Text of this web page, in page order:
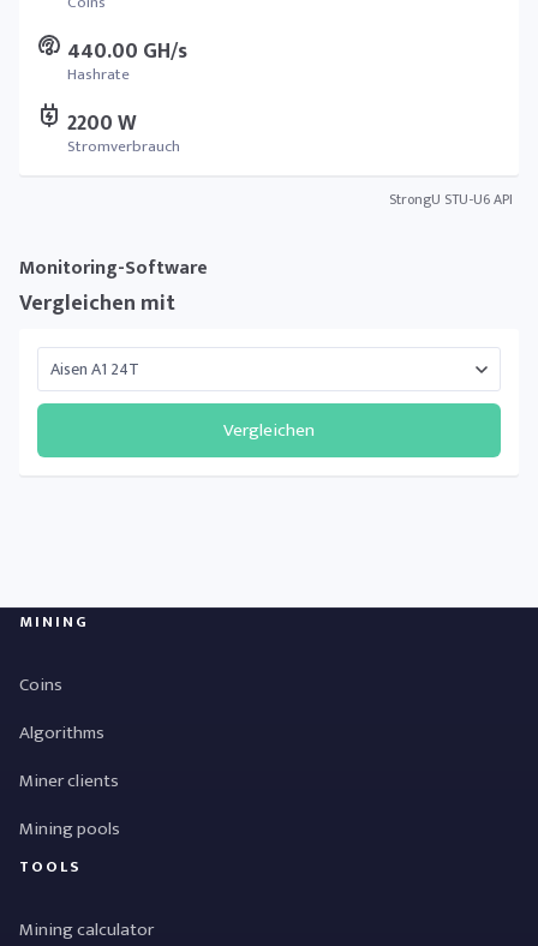
440.00 GH/s
Hashrate
2200 W
Stromverbrauch
StrongU STU-U6 API
Monitoring-Software
Vergleichen mit
Vergleichen
MINING
Coins
Algorithms
Miner clients
Mining pools
TOOLS
Mining calculator